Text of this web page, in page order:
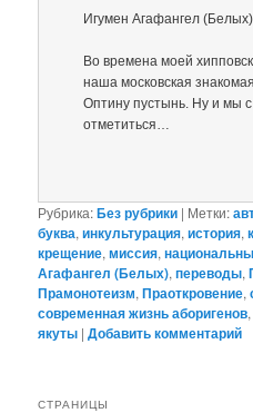
Игумен Агафангел (Белых)
Во времена моей
наша московская
Оптину пустынь. Ну и мы
отметиться…
Рубрика:Без рубрики | Метки:
буква,инкультурация,история,
крещение,миссия,
Агафангел (Белых),переводы,
Прамонотеизм,Праоткровение,
современная жизнь аборигенов
якуты |Добавить комментарий
СТРАНИЦЫ